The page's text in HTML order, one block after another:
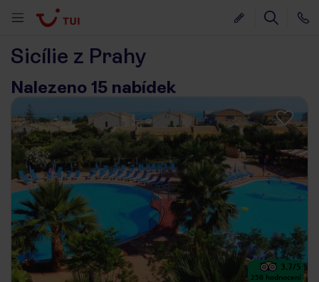
Sicílie z Prahy
Nalezeno 15 nabídek
3.7/5
258 hodnocení